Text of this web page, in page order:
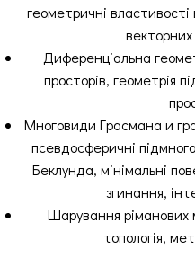
геометричні властивості
Диференціальна
просторів, геометрія
Многовиди Грасмана и
псевдосферичні
Беклунда, мінімальні
згинання,
Шарування ріманових
топологія,